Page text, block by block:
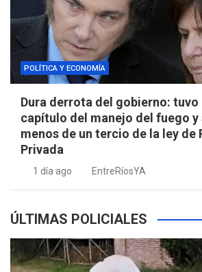
POLÍTICA Y ECONOMÍA
Dura derrota del gobierno: tuvo
capítulo del manejo del fuego y
menos de un tercio de la ley de
Privada
1 día ago EntreRíosYA
ÚLTIMAS POLICIALES